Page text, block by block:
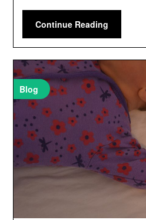
Continue Reading
Blog